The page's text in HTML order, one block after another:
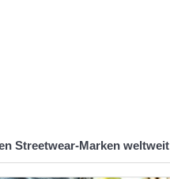
Streetwear-Marken weltweit